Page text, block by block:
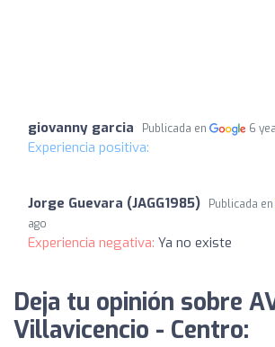
giovanny garcia Publicada en 6
Experiencia positiva:
Jorge Guevara (JAGG1985) Publicada en
ago
Experiencia negativa: Ya no existe
Deja tu opinión sobre
Villavicencio - Centro: